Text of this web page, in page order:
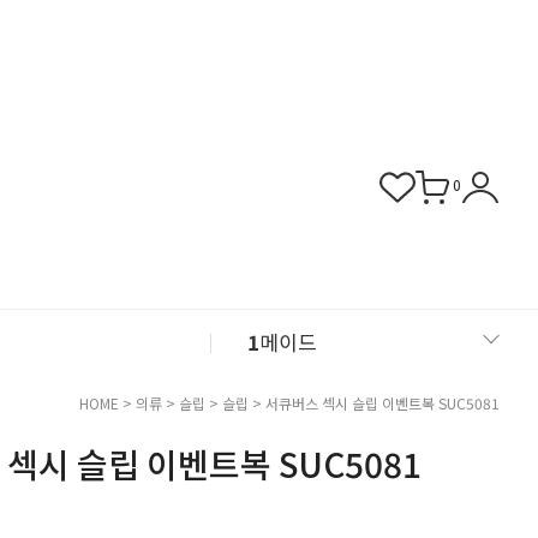
0
1메이드
2섹시 슬립
3버니걸
HOME > 의류 > 슬립 > 슬립 > 서큐버스 섹시 슬립 이벤트복 SUC5081
시 슬립 이벤트복 SUC5081